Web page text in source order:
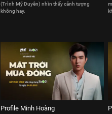
(Trình Mỹ Duyên) nhìn thấy cảnh tượng
không hay.
Profile Minh Hoàng